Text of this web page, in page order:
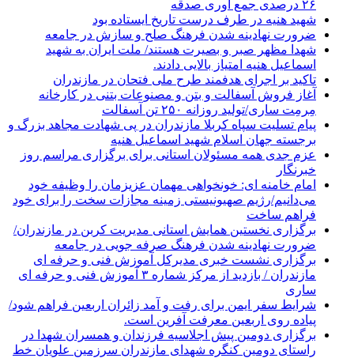
۲۶ درصدی جمع آوری صدقه
شهید هنیه در طرف درست تاریخ ایستاده بود
ضرورت نهادینه شدن فرهنگ صلح و سازش در جامعه
شهدا مظهر صبر و بصیرت هستند/ ملت ایران به شهید
اسماعیل هنیه امتیاز بالایی دادند.
تاکید بر اجرای هدفمند طرح ملی فتحان در مازندران
آغاز فروش آسفالت و بتن و مصنوعات بتنی در کارخانه
مِرمِت ساری/تولید روزانه ۲۵۰ تن آسفالت
پیام تسلیت سپاه کربلا مازندران در پی شهادت مجاهد بزرگ و
برجسته جهان اسلام شهید اسماعیل هنیه
عزم جدی همه مسئولان استانی برای برگزاری مراسم روز
خبرنگار
امام خامنه ای: خونخواهی مهمان عزیزمان را وظیفه خود
می‌دانیم/رژیم صهیونیستی زمینه مجازات سخت را برای خود
فراهم ساخت
برگزاری نخستین همایش استانی مدیریت کربن در مازندران/
ضرورت نهادینه شدن فرهنگ صرفه جویی در جامعه
برگزاری نشست خبری مدیرکل آموزش فنی و حرفه ای
مازندران / بازدید از مرکز شماره ۳ آموزش فنی و حرفه ای
ساری
شرایط سفر ایمن برای رفت و آمد زائران اربعین فراهم شود/
پیاده روی اربعین معرفت آفرین است.
برگزاری دومین پیش اجلاسیه فرزندان و همسران شهدا در
راستای دومین کنگره شهدای مازندران سرزمین علویان خط